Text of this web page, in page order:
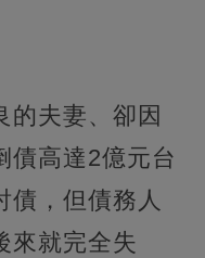
的夫妻、卻因
債高達2億元台
債，但債務人
來就完全失